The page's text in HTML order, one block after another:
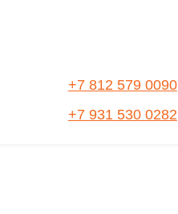
+7 812 579 0090
+7 931 530 0282